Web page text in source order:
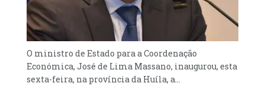
O ministro de Estado para a Coordenação
Económica, José de Lima Massano, inaugurou, esta
sexta-feira, na província da Huíla, a...